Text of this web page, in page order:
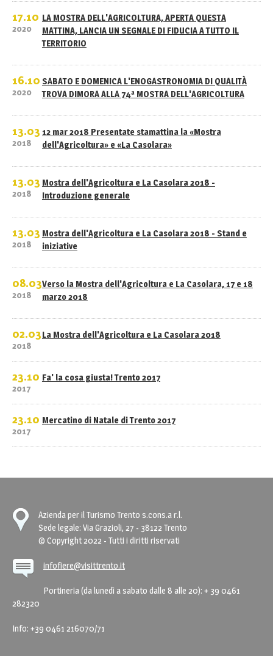
17.10
2020
LA MOSTRA DELL'AGRICOLTURA, APERTA QUESTA
MATTINA, LANCIA UN SEGNALE DI FIDUCIA A TUTTO IL
TERRITORIO
16.10
2020
SABATO E DOMENICA L'ENOGASTRONOMIA DI QUALITÀ
TROVA DIMORA ALLA 74ª MOSTRA DELL'AGRICOLTURA
13.03
2018
12 mar 2018 Presentate stamattina la «Mostra
dell'Agricoltura» e «La Casolara»
13.03
2018
Mostra dell'Agricoltura e La Casolara 2018 -
Introduzione generale
13.03
2018
Mostra dell'Agricoltura e La Casolara 2018 - Stand e
iniziative
08.03
2018
Verso la Mostra dell'Agricoltura e La Casolara, 17 e 18
marzo 2018
02.03
2018
La Mostra dell'Agricoltura e La Casolara 2018
23.10
2017
Fa' la cosa giusta! Trento 2017
23.10
2017
Mercatino di Natale di Trento 2017
Azienda per il Turismo Trento s.cons.a r.l.
Sede legale: Via Grazioli, 27 - 38122 Trento
© Copyright 2022 - Tutti i diritti riservati
infofiere@visittrento.it
Portineria (da lunedì a sabato dalle 8 alle 20): + 39 0461
282320
Info: +39 0461 216070/71